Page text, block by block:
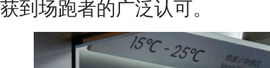
获到场跑者的广泛认可。